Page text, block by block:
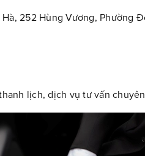
252 Hùng Vương, Phường
lịch, dịch vụ tư vấn